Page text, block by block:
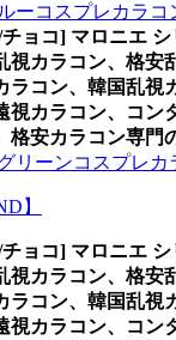
ーコスプレカラコ
ョコ] マロニエ
視カラコン、格安
ラコン、韓国乱視
視カラコン、コン
格安カラコン専門
リーンコスプレカ
】
ョコ] マロニエ
視カラコン、格安
ラコン、韓国乱視
視カラコン、コン